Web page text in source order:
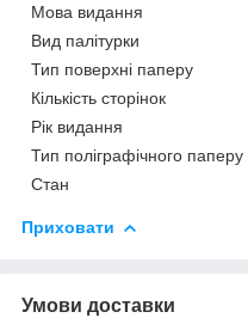
Мова видання
Вид палітурки
Тип поверхні паперу
Кількість сторінок
Рік видання
Тип поліграфічного паперу
Стан
Приховати
Умови доставки